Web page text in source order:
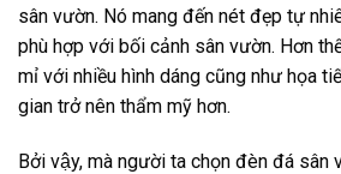
sân vườn. Nó mang đến nét đẹp tự
phù hợp với bối cảnh sân vườn. Hơn
mỉ với nhiều hình dáng cũng như họa
gian trở nên thẩm mỹ hơn.
Bởi vậy, mà người ta chọn đèn đá sân